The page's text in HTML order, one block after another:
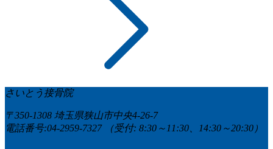
さいとう接骨院
〒350-1308 埼玉県狭山市中央4-26-7
電話番号:04-2959-7327
（受付: 8:30～11:30、14:30～20:30）